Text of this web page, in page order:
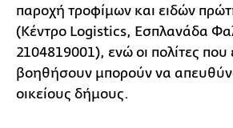
παροχή τροφίμων και ειδών
(Κέντρο Logistics, Εσπλανάδα
2104819001), ενώ οι πολίτες που
βοηθήσουν μπορούν να
οικείους δήμους.